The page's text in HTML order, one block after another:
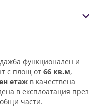
функционален и
с площ от 66 кв.м,
етаж в качествена
в експлоатация през
части.